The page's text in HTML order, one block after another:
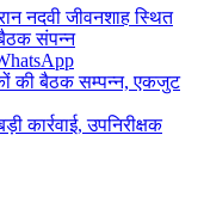
नदवी जीवनशाह स्थित
बैठक संपन्न
की बैठक सम्पन्न, एकजुट
कार्रवाई, उपनिरीक्षक